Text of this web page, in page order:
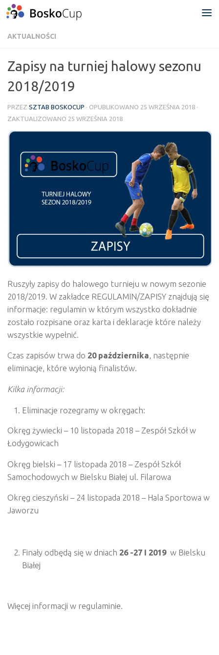
Przejdź do treści
AKTUALNOŚCI
Zapisy na turniej halowy sezonu
2018/2019
PRZEZ SZTAB BOSKOCUP · OPUBLIKOWANO 25 WRZEŚNIA 2018 ·
ZAKTUALIZOWANO 25 WRZEŚNIA 2018
Ruszyły zapisy do halowego turnieju w nowym sezonie
2018/2019. W zakładce REGULAMIN/ZAPISY znajdują się
informacje: regulamin w którym wszystko dokładnie
zostało rozpisane oraz karta i deklaracje które należy
wszystkie wypełnić.
Czas zapisów trwa do 20 października, następnie
eliminacje, które wyłonią finalistów.
Kilka informacji:
Eliminacje rozegramy w okręgach:
Okręg żywiecki – 10 listopada 2018 – Zespół Szkół w
Łodygowicach
Okręg bielski – 17 listopada 2018 – Zespół Szkół
Samochodowych w Bielsku Białej ul. Filarowa
Okręg cieszyński – 24 listopada 2018 – Hala Sportowa w
Jaworzu
Finały odbędą się w dniach 26 -27 I 2019 w Bielsku
Białej
Więcej informacji w regulaminie.